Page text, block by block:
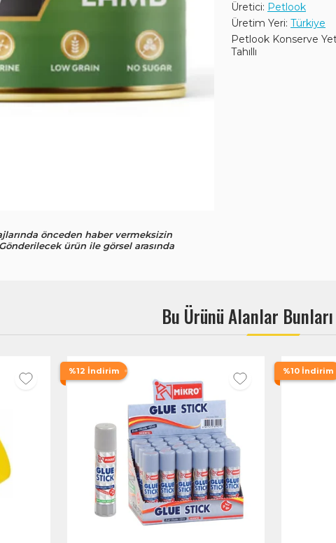
önceden haber vermeksizin
ürün ile görsel arasında
Üretici: Petlook
Üretim Yeri: Türkiye
Petlook Konserve
Tahıllı
Bu Ürünü Alanlar
%12 İndirim %10 İndirim